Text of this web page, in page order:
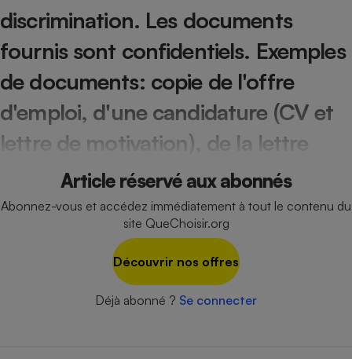
discrimination. Les documents
fournis sont confidentiels. Exemples
de documents: copie de l'offre
d'emploi, d'une candidature (CV et
lettre de motivation), de la lettre
Article réservé aux abonnés
Abonnez-vous et accédez immédiatement à tout le contenu du
site QueChoisir.org
Découvrir nos offres
Déjà abonné ? Se connecter
Ventilateur
Cafetière à expressos